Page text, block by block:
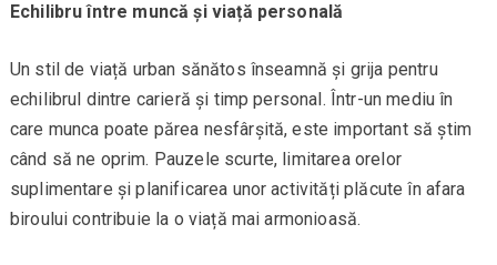
Echilibru între muncă și viață personală
Un stil de viață urban sănătos înseamnă și grija pentru
echilibrul dintre carieră și timp personal. Într-un mediu în
care munca poate părea nesfârșită, este important să știm
când să ne oprim. Pauzele scurte, limitarea orelor
suplimentare și planificarea unor activități plăcute în afara
biroului contribuie la o viață mai armonioasă.